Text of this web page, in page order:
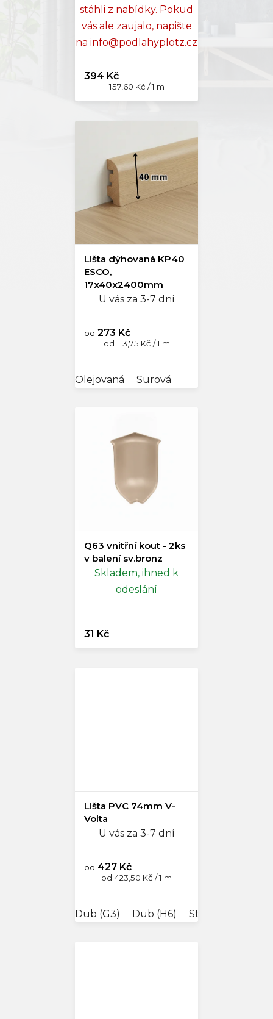
stáhli z nabídky. Pokud
vás ale zaujalo, napište
na info@podlahyplotz.cz
394 Kč
Měrná
157,60 Kč / 1 m
Lišta dýhovaná KP40
ESCO,
17x40x2400mm
U vás za 3-7 dní
od 273 Kč
Měrná
od 113,75 Kč / 1 m
Olejovaná Surová
Q63 vnitřní kout - 2ks
v balení sv.bronz
Skladem, ihned k
odeslání
31 Kč
Lišta PVC 74mm V-
Volta
U vás za 3-7 dní
od 427 Kč
Měrná
od 423,50 Kč / 1 m
Dub (G3) Dub (H6) Stříbrná 62